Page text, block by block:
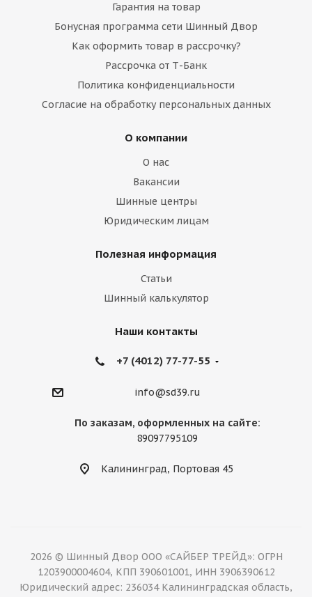
Гарантия на товар
Бонусная программа сети Шинный Двор
Как оформить товар в рассрочку?
Рассрочка от Т-Банк
Политика конфиденциальности
Согласие на обработку персональных данных
О компании
О нас
Вакансии
Шинные центры
Юридическим лицам
Полезная информация
Статьи
Шинный калькулятор
Наши контакты
+7 (4012) 77-77-55
info@sd39.ru
По заказам, оформленных на сайте:
89097795109
Калининград, Портовая 45
2026 © Шинный Двор ООО «САЙБЕР ТРЕЙД»: ОГРН
1203900004604, КПП 390601001, ИНН 3906390612
Юридический адрес: 236034 Калининградская область,